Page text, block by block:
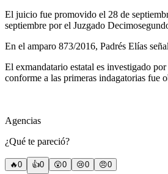
El juicio fue promovido el 28 de
septiembre por el Juzgado
En el amparo 873/2016, Padrés Elías
El exmandatario estatal es investigado
conforme a las primeras indagatorias fue
Agencias
¿Qué te pareció?
🔥0 👍0 😲0 😢0 😠0